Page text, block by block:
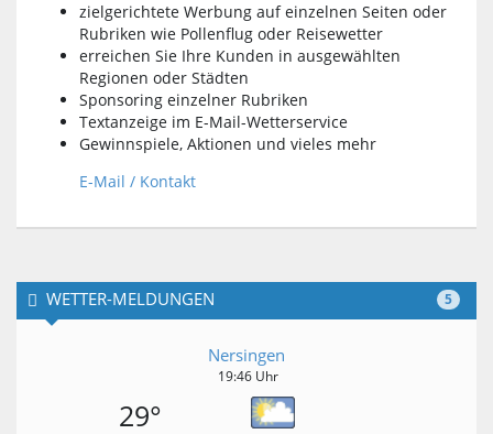
zielgerichtete Werbung auf einzelnen Seiten oder
Rubriken wie Pollenflug oder Reisewetter
erreichen Sie Ihre Kunden in ausgewählten
Regionen oder Städten
Sponsoring einzelner Rubriken
Textanzeige im E-Mail-Wetterservice
Gewinnspiele, Aktionen und vieles mehr
E-Mail / Kontakt
5
WETTER-MELDUNGEN
Nersingen
19:46 Uhr
29°